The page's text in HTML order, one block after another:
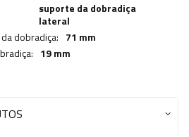
suporte da dobradiça
lateral
dobradiça: 71 mm
19 mm